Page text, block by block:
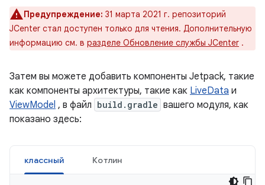
Предупреждение: 31 марта 2021 г. репозиторий
JCenter стал доступен только для чтения. Дополнительную
информацию см. в разделе Обновление службы JCenter .
Затем вы можете добавить компоненты Jetpack, такие
как компоненты архитектуры, такие как LiveData и
ViewModel , в файл build.gradle вашего модуля, как
показано здесь:
классный Котлин